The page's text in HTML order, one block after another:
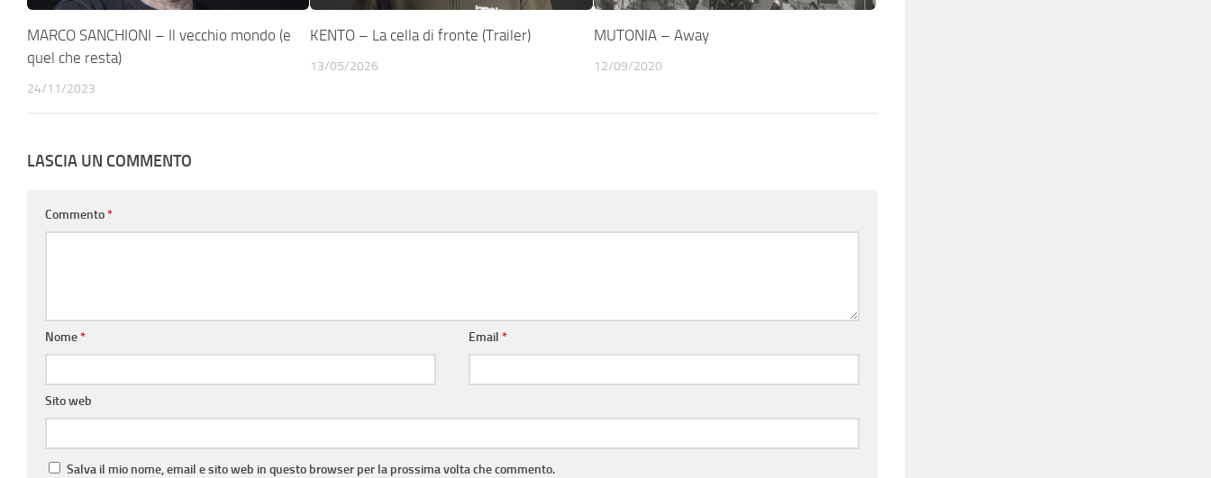
MARCO SANCHIONI – Il vecchio mondo (e
quel che resta)
24/11/2023
KENTO – La cella di fronte (Trailer)
13/05/2026
MUTONIA – Away
12/09/2020
LASCIA UN COMMENTO
Commento*
Nome* Email*
Sito web
Salva il mio nome, email e sito web in questo browser per la prossima volta che commento.